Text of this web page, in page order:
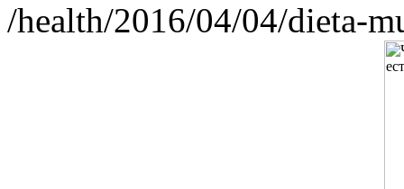
/health/2016/04/04/dieta-